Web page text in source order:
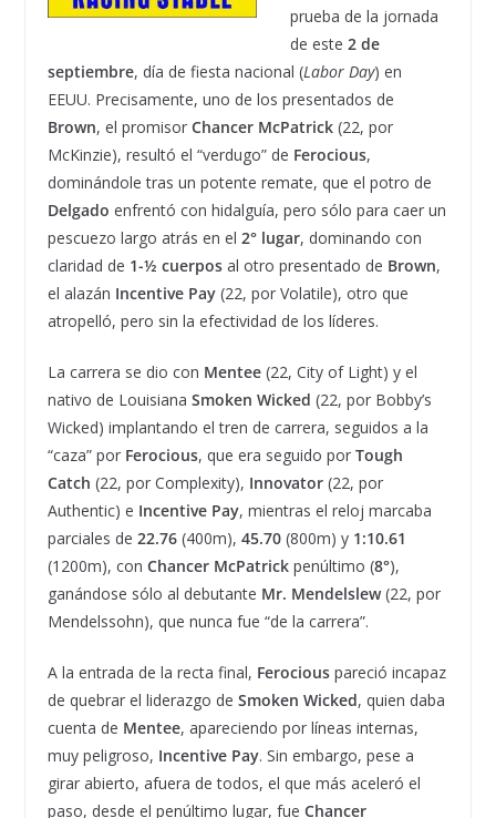
prueba de la jornada
de este 2 de
septiembre, día de fiesta nacional (Labor Day) en
EEUU. Precisamente, uno de los presentados de
Brown, el promisor Chancer McPatrick(22, por
McKinzie), resultó el “verdugo” de Ferocious,
dominándole tras un potente remate, que el potro de
Delgado enfrentó con hidalguía, pero sólo para caer un
pescuezo largo atrás en el 2° lugar, dominando con
claridad de 1-½ cuerposal otro presentado de Brown,
el alazán Incentive Pay(22, por Volatile), otro que
atropelló, pero sin la efectividad de los líderes.
La carrera se dio con Mentee(22, City of Light) y el
nativo de Louisiana Smoken Wicked (22, por Bobby’s
Wicked) implantando el tren de carrera, seguidos a la
“caza” por Ferocious, que era seguido por Tough
Catch (22, por Complexity), Innovator(22, por
Authentic) e Incentive Pay, mientras el reloj marcaba
parciales de 22.76(400m), 45.70(800m) y 1:10.61
(1200m), con Chancer McPatrick penúltimo (8°),
ganándose sólo al debutante Mr. Mendelslew(22, por
Mendelssohn), que nunca fue “de la carrera”.
A la entrada de la recta final, Ferociouspareció incapaz
de quebrar el liderazgo de Smoken Wicked, quien daba
cuenta de Mentee, apareciendo por líneas internas,
muy peligroso, Incentive Pay. Sin embargo, pese a
girar abierto, afuera de todos, el que más aceleró el
paso, desde el penúltimo lugar, fue Chancer